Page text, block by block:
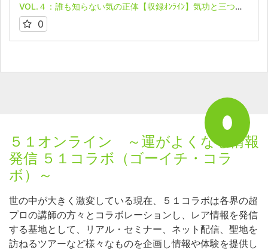
VOL.４：誰も知らない気の正体【収録ｵﾝﾗｲﾝ】気功と三つの力 第２回 連続講座2026～舩井流と私～ 清水義久先生
0
５１オンライン ～運がよくなる情報
発信 ５１コラボ（ゴーイチ・コラ
ボ）～
世の中が大きく激変している現在、５１コラボは各界の超
プロの講師の方々とコラボレーションし、レア情報を発信
する基地として、リアル・セミナー、ネット配信、聖地を
訪ねるツアーなど様々なものを企画し情報や体験を提供し